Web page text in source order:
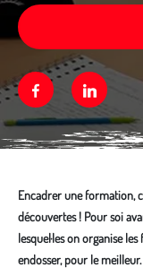
Facebook
Encadrer une formation,
découvertes ! Pour soi
lesquel·les on organise
endosser, pour le meilleur.